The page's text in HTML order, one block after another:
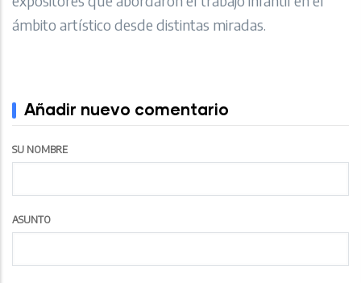
ámbito artístico desde distintas miradas.
Añadir nuevo comentario
SU NOMBRE
ASUNTO